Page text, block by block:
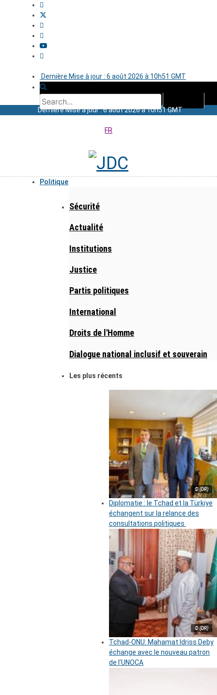
Dernière Mise à jour : 6 août 2026 à 10h51 GMT
Dernière Mise à jour : 6 août 2026 à 10h51 GMT
FR
Politique
Sécurité
Actualité
Institutions
Justice
Partis politiques
International
Droits de l'Homme
Dialogue national inclusif et souverain
Les plus récents
© (DR)
Diplomatie : le Tchad et la Türkiye
échangent sur la relance des
consultations politiques
© (DR)
Tchad-ONU: Mahamat Idriss Deby
échange avec le nouveau patron
de l’UNOCA